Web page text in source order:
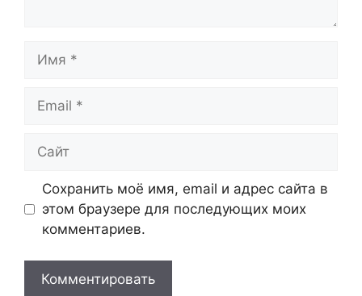
Имя
Email
Сайт
Сохранить моё имя, email и адрес сайта в
этом браузере для последующих моих
комментариев.